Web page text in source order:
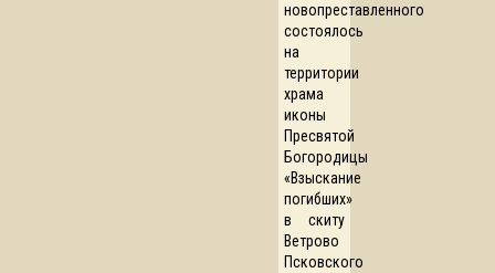
новопреставленного
состоялось
на
территории
храма
иконы
Пресвятой
Богородицы
«Взыскание
погибших»
в скиту
Ветрово
Псковского